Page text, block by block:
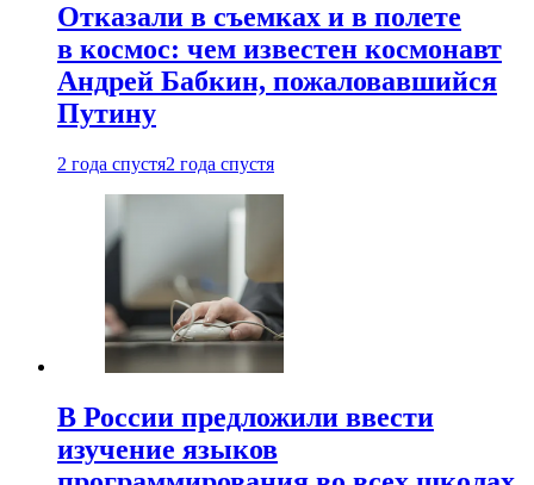
Отказали в съемках и в полете
в космос: чем известен космонавт
Андрей Бабкин, пожаловавшийся
Путину
2 года спустя2 года спустя
В России предложили ввести
изучение языков